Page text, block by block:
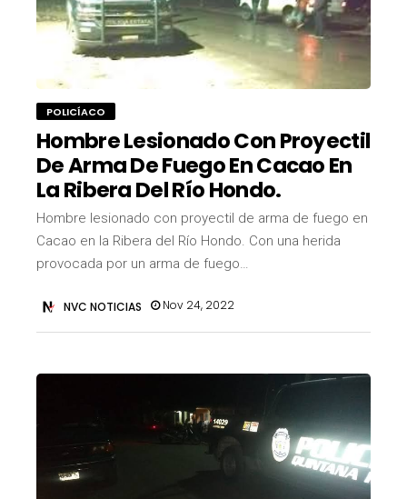
POLICÍACO
Hombre Lesionado Con Proyectil
De Arma De Fuego En Cacao En
La Ribera Del Río Hondo.
Hombre lesionado con proyectil de arma de fuego en
Cacao en la Ribera del Río Hondo. Con una herida
provocada por un arma de fuego…
NVC NOTICIAS Nov 24, 2022